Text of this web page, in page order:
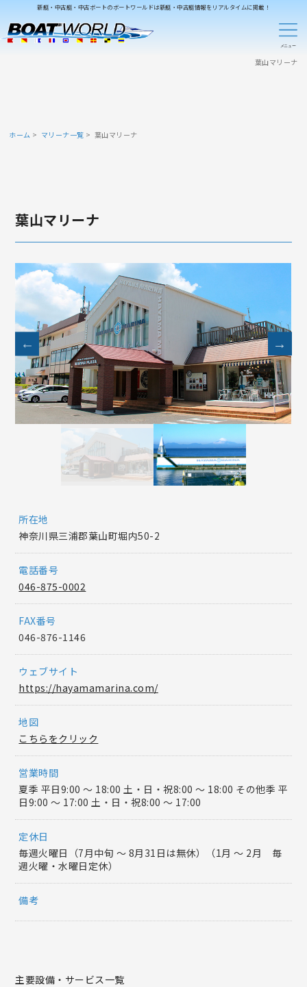
新艇・中古艇・中古ボートのボートワールドは新艇・中古艇情報をリアルタイムに掲載！
葉山マリーナ
ホーム マリーナ一覧 葉山マリーナ
葉山マリーナ
所在地
神奈川県三浦郡葉山町堀内50-2
電話番号
046-875-0002
FAX番号
046-876-1146
ウェブサイト
https://hayamamarina.com/
地図
こちらをクリック
営業時間
夏季 平日9:00 ～ 18:00 土・日・祝8:00 ～ 18:00 その他季 平
日9:00 ～ 17:00 土・日・祝8:00 ～ 17:00
定休日
毎週火曜日（7月中旬 ～ 8月31日は無休）（1月 ～ 2月 毎
週火曜・水曜日定休）
備考
主要設備・サービス一覧